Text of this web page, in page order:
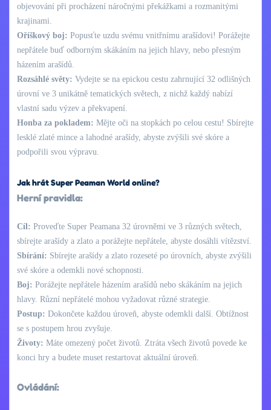
objevování při procházení náročnými překážkami a rozmanitými
krajinami.
Oříškový boj: Popusťte uzdu svému vnitřnímu arašídovi! Porážejte
nepřátele buď odborným skákáním na jejich hlavy, nebo přesným
házením arašídů.
Rozsáhlé světy: Vydejte se na epickou cestu zahrnující 32 odlišných
úrovní ve 3 unikátně tematických světech, z nichž každý nabízí
vlastní sadu výzev a překvapení.
Honba za pokladem: Mějte oči na stopkách po celou cestu! Sbírejte
lesklé zlaté mince a lahodné arašídy, abyste zvýšili své skóre a
podpořili svou výpravu.
Jak hrát Super Peaman World online?
Herní pravidla:
Cíl: Proveďte Super Peamana 32 úrovněmi ve 3 různých světech,
sbírejte arašídy a zlato a porážejte nepřátele, abyste dosáhli vítězství.
Sbírání: Sbírejte arašídy a zlato rozeseté po úrovních, abyste zvýšili
své skóre a odemkli nové schopnosti.
Boj: Porážejte nepřátele házením arašídů nebo skákáním na jejich
hlavy. Různí nepřátelé mohou vyžadovat různé strategie.
Postup: Dokončete každou úroveň, abyste odemkli další. Obtížnost
se s postupem hrou zvyšuje.
Životy: Máte omezený počet životů. Ztráta všech životů povede ke
konci hry a budete muset restartovat aktuální úroveň.
Ovládání: